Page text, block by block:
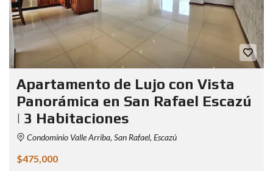
Apartamento de Lujo con Vista
Panorámica en San Rafael Escazú
| 3 Habitaciones
Condominio Valle Arriba, San Rafael, Escazú
$475,000